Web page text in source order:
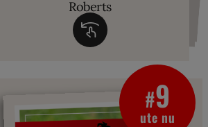
Roberts
#9
ute nu